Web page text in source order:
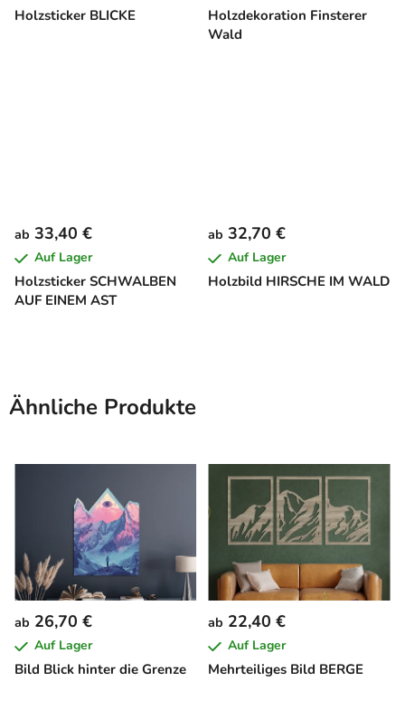
Holzsticker BLICKE
Holzdekoration Finsterer
Wald
Holzsticker SCHWALBEN
AUF EINEM AST
ab 33,40 €
Auf Lager
Holzbild HIRSCHE IM WALD
ab 32,70 €
Auf Lager
Ähnliche Produkte
Bild Blick hinter die Grenze
ab 26,70 €
Auf Lager
Mehrteiliges Bild BERGE
ab 22,40 €
Auf Lager